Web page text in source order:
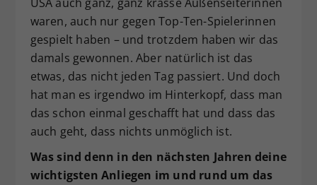
waren, auch nur gegen Top-Ten-Spielerinnen
gespielt haben – und trotzdem haben wir das
damals gewonnen. Aber natürlich ist das
etwas, das nicht jeden Tag passiert. Und doch
hat man es irgendwo im Hinterkopf, dass man
das schon einmal geschafft hat und dass das
auch geht, dass nichts unmöglich ist.
Was sind denn in den nächsten Jahren deine
wichtigsten Anliegen im und rund um das